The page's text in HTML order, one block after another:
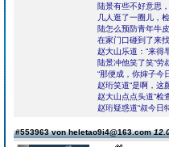
陆景有些不好意思
几人逛了一圈儿，
陆怎么预防青年牛
在家门口碰到了来
赵大山乐道：“来得
陆景冲他笑了笑“劳
“那便成，你婶子今
赵珩笑道“是啊，这
赵大山点点头道“检
赵珩疑惑道“叔今日
#553963 von heletao9i4@163.com